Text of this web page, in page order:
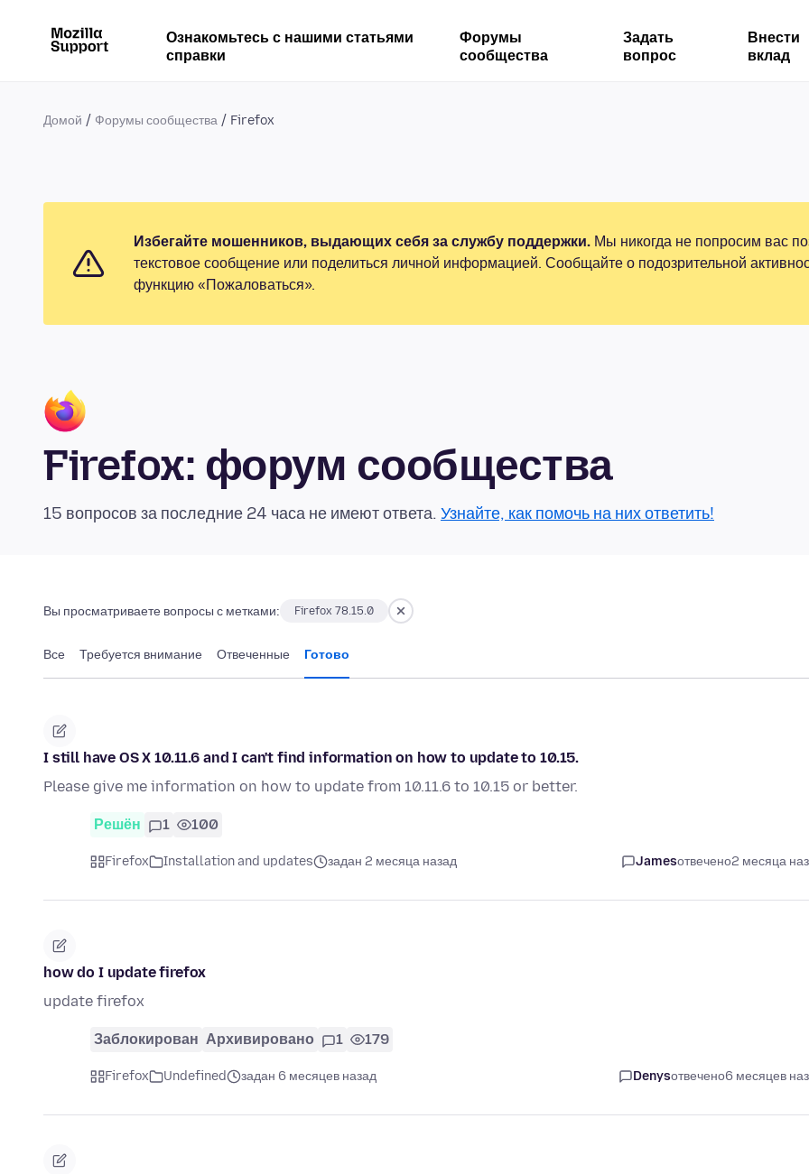
Ознакомьтесь с нашими статьями
справки
Форумы
сообщества
Задать
вопрос
Внести
вклад
Домой Форумы сообщества Firefox
Избегайте мошенников, выдающих себя за службу поддержки. Мы никогда не попросим вас
текстовое сообщение или поделиться личной информацией. Сообщайте о подозрительной
функцию «Пожаловаться».
Firefox: форум сообщества
15 вопросов за последние 24 часа не имеют ответа. Узнайте, как помочь на них ответить!
Вы просматриваете вопросы с метками: Firefox 78.15.0
Все Требуется внимание Отвеченные Готово
I still have OS X 10.11.6 and I can't find information on how to update to 10.15.
Please give me information on how to update from 10.11.6 to 10.15 or better.
Решён 1 100
Firefox Installation and updates задан 2 месяца назад Jamesотвечено2 месяца
how do I update firefox
update firefox
Заблокирован Архивировано 1 179
Firefox Undefined задан 6 месяцев назад Denysотвечено6 месяцев